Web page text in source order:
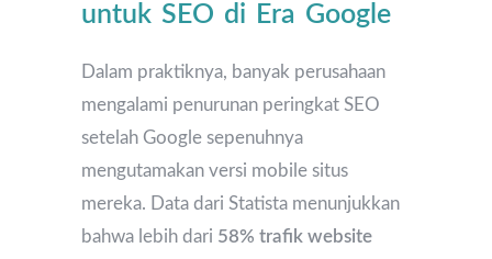
untuk SEO di Era Google
Dalam praktiknya, banyak perusahaan
mengalami penurunan peringkat SEO
setelah Google sepenuhnya
mengutamakan versi mobile situs
mereka. Data dari Statista menunjukkan
bahwa lebih dari 58% trafik website